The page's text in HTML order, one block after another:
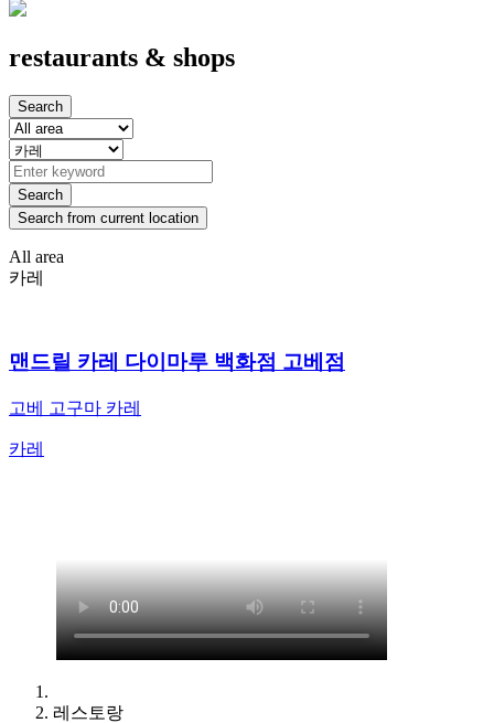
restaurants & shops
Search
Search
Search from current location
All area
카레
맨드릴 카레 다이마루 백화점 고베점
고베 고구마 카레
카레
레스토랑